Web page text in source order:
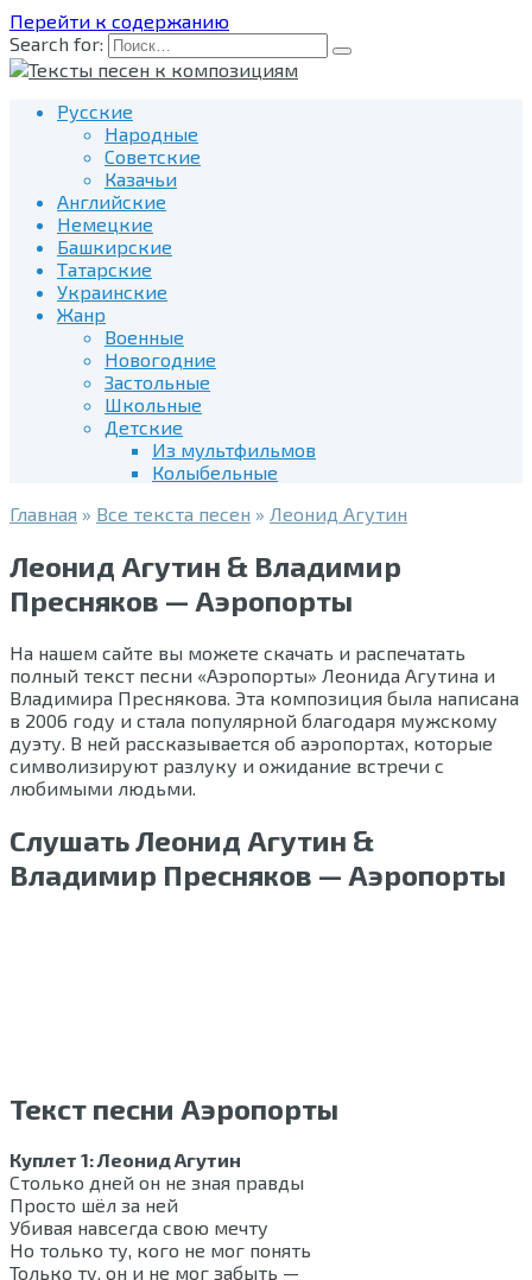
Перейти к содержанию
Search for:
Русские
Народные
Советские
Казачьи
Английские
Немецкие
Башкирские
Татарские
Украинские
Жанр
Военные
Новогодние
Застольные
Школьные
Детские
Из мультфильмов
Колыбельные
Главная » Все текста песен » Леонид Агутин
Леонид Агутин & Владимир
Пресняков — Аэропорты
На нашем сайте вы можете скачать и распечатать
полный текст песни «Аэропорты» Леонида Агутина и
Владимира Преснякова. Эта композиция была написана
в 2006 году и стала популярной благодаря мужскому
дуэту. В ней рассказывается об аэропортах, которые
символизируют разлуку и ожидание встречи с
любимыми людьми.
Слушать Леонид Агутин &
Владимир Пресняков — Аэропорты
Текст песни Аэропорты
Куплет 1: Леонид Агутин
Столько дней он не зная правды
Просто шёл за ней
Убивая навсегда свою мечту
Но только ту, кого не мог понять
Только ту, он и не мог забыть —